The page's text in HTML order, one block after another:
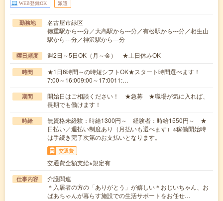
WEB登録OK 派遣
勤務地
名古屋市緑区
徳重駅から---分／大高駅から---分／有松駅から---分／相生山
駅から---分／神沢駅から---分
曜日頻度 週2日～5日OK（月～金） ★土日休みOK
時間
★1日6時間～の時短シフトOK★スタート時間選べます！
7:00～16:009:00～17:0011:…
期間
開始日はご相談ください！ ★急募 ★職場が気に入れば、
長期でも働けます！
時給
無資格未経験：時給1300円～ 経験者：時給1550円～ ★
日払い／週払い制度あり（月払いも選べます）※稼働開始時
は手続き完了次第のお支払いとなります。
交通費
交通費全額支給※規定有
仕事内容
介護関連
＊入居者の方の「ありがとう」が嬉しい＊おじいちゃん、お
ばあちゃんが暮らす施設での生活サポートをお任せ…